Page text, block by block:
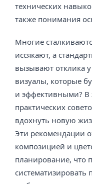
технических
также понимания
Многие
иссякают, а
вызывают отклика
визуалы, которые
и эффективными? В
практических
вдохнуть новую
Эти рекомендации
композицией и
планирование, что
систематизировать